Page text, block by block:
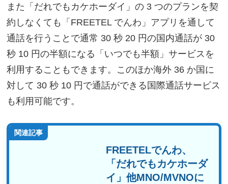
また「だれでもカケホーダイ」の 3 つのプランを契
約しなくても「FREETEL でんわ」アプリを通して
通話を行うことで通常 30 秒 20 円の国内通話が 30
秒 10 円の半額になる「いつでも半額」サービスを
利用することもできます。このほか海外 36 か国に
対して 30 秒 10 円で通話ができる国際通話サービス
も利用可能です。
関連記事
FREETELでんわ、
「だれでもカケホーダ
イ」他MNO/MVNOに